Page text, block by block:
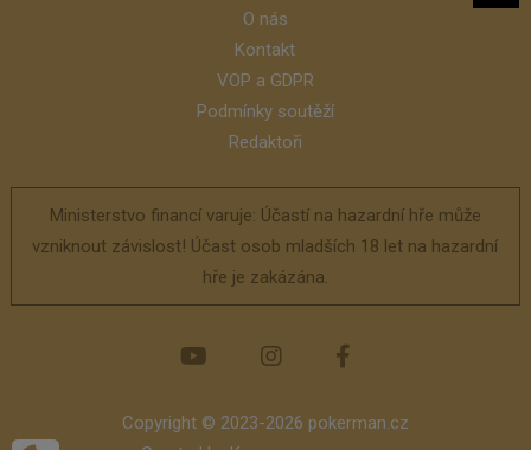
O nás
Kontakt
VOP a GDPR
Podmínky soutěží
Redaktoři
Ministerstvo financí varuje: Účastí na hazardní hře může
vzniknout závislost! Účast osob mladších 18 let na hazardní
hře je zakázána.
Copyright © 2023-2026 pokerman.cz